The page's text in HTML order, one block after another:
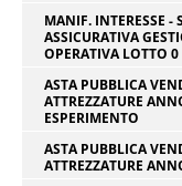
MANIF. INTERESSE -
ASSICURATIVA
OPERATIVA LOTTO
ASTA PUBBLICA
ATTREZZATURE
ESPERIMENTO
ASTA PUBBLICA
ATTREZZATURE